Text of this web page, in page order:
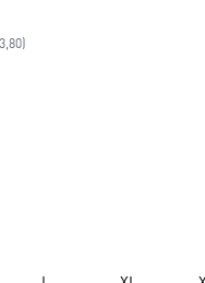
Evostripe para